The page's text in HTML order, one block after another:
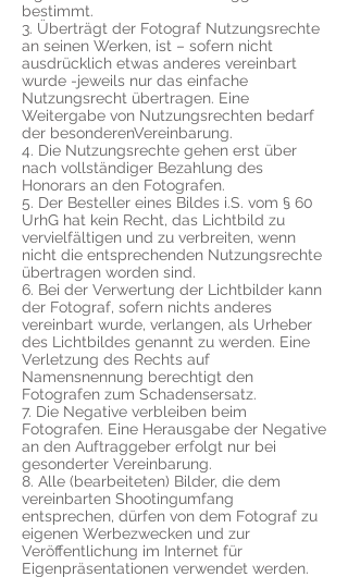
bestimmt.
3. Überträgt der Fotograf Nutzungsrechte
an seinen Werken, ist – sofern nicht
ausdrücklich etwas anderes vereinbart
wurde -jeweils nur das einfache
Nutzungsrecht übertragen. Eine
Weitergabe von Nutzungsrechten bedarf
der besonderenVereinbarung.
4. Die Nutzungsrechte gehen erst über
nach vollständiger Bezahlung des
Honorars an den Fotografen.
5. Der Besteller eines Bildes i.S. vom § 60
UrhG hat kein Recht, das Lichtbild zu
vervielfältigen und zu verbreiten, wenn
nicht die entsprechenden Nutzungsrechte
übertragen worden sind.
6. Bei der Verwertung der Lichtbilder kann
der Fotograf, sofern nichts anderes
vereinbart wurde, verlangen, als Urheber
des Lichtbildes genannt zu werden. Eine
Verletzung des Rechts auf
Namensnennung berechtigt den
Fotografen zum Schadensersatz.
7. Die Negative verbleiben beim
Fotografen. Eine Herausgabe der Negative
an den Auftraggeber erfolgt nur bei
gesonderter Vereinbarung.
8. Alle (bearbeiteten) Bilder, die dem
vereinbarten Shootingumfang
entsprechen, dürfen von dem Fotograf zu
eigenen Werbezwecken und zur
Veröffentlichung im Internet für
Eigenpräsentationen verwendet werden.